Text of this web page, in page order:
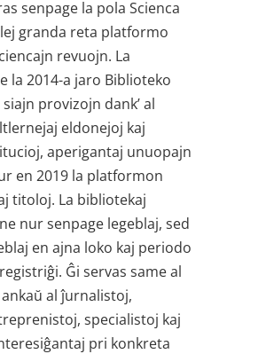
senpage la pola Scienca
granda reta platformo
revuojn. La
la 2014-a jaro Biblioteko
provizojn dank’ al
eldonejoj kaj
aperigantaj unuopajn
en 2019 la platformon
titoloj. La bibliotekaj
nur senpage legeblaj, sed
en ajna loko kaj periodo
Ĝi servas same al
al ĵurnalistoj,
specialistoj kaj
pri konkreta